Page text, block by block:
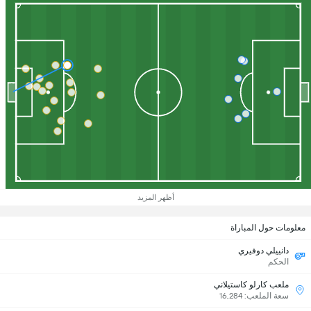
أظهر المزيد
معلومات حول المباراة
دانييلي دوفيري
الحكم
ملعب كارلو كاستيلاني
سعة الملعب: 16,284